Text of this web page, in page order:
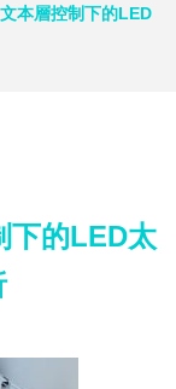
本層控制下的LED
下的LED太